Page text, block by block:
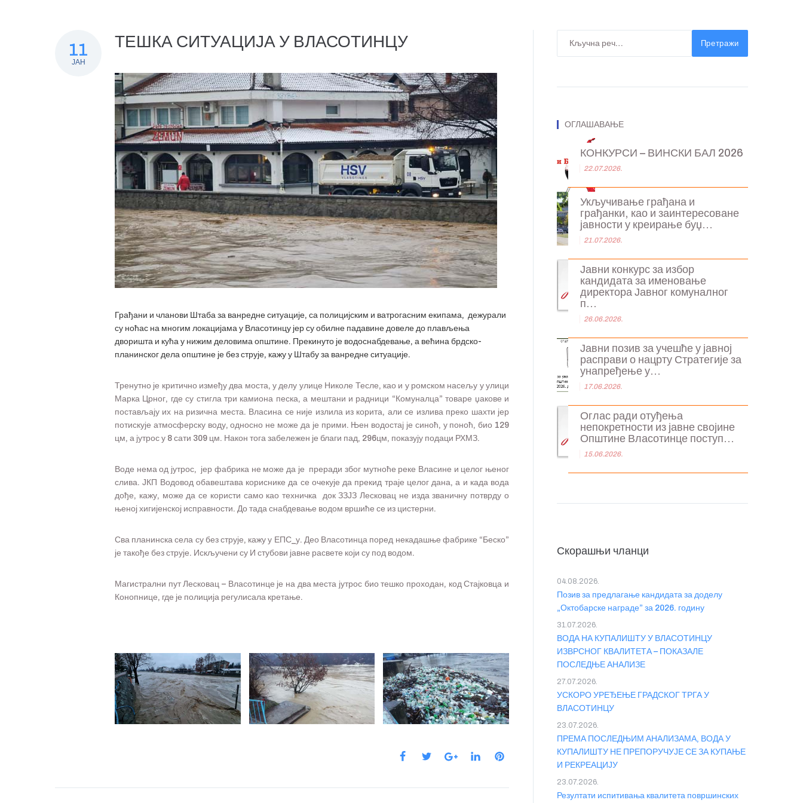
11
ЈАН
ТЕШКА СИТУАЦИЈА У ВЛАСОТИНЦУ
Грађани и чланови Штаба за ванредне ситуације, са полицијским и ватрогасним екипама, дежурали
су ноћас на многим локацијама у Власотинцу јер су обилне падавине довеле до плављења
дворишта и кућа у нижим деловима општине. Прекинуто је водоснабдевање, а већина брдско-
планинског дела општине је без струје, кажу у Штабу за ванредне ситуације.
Тренутно је критично између два моста, у делу улице Николе Тесле, као и у ромском насељу у улици
Марка Црног, где су стигла три камиона песка, а мештани и радници “Комуналца” товаре џакове и
постављају их на ризична места. Власина се није излила из корита, али се излива преко шахти јер
потискује атмосферску воду, односно не може да је прими. Њен водостај је синоћ, у поноћ, био 129
цм, а јутрос у 8 сати 309 цм. Након тога забележен је благи пад, 296цм, показују подаци РХМЗ.
Воде нема од јутрос, јер фабрика не може да је преради због мутноће реке Власине и целог њеног
слива. ЈКП Водовод обавештава кориснике да се очекује да прекид траје целог дана, а и када вода
дође, кажу, може да се користи само као техничка док ЗЗЈЗ Лесковац не изда званичну потврду о
њеној хигијенској исправности. До тада снабдевање водом вршиће се из цистерни.
Сва планинска села су без струје, кажу у ЕПС_у. Део Власотинца поред некадашње фабрике “Беско”
је такође без струје. Искључени су И стубови јавне расвете који су под водом.
Магистрални пут Лесковац – Власотинце је на два места јутрос био тешко проходан, код Стајковца и
Конопнице, где је полиција регулисала кретање.
Претражи
ОГЛАШАВАЊЕ
КОНКУРСИ – ВИНСКИ БАЛ 2026
22.07.2026.
Укључивање грађана и
грађанки, као и заинтересоване
јавности у креирање буџ...
21.07.2026.
Јавни конкурс за избор
кандидата за именовање
директора Јавног комуналног
п...
26.06.2026.
Јавни позив за учешће у јавној
расправи о нацрту Стратегије за
унапређење у...
17.06.2026.
Оглас ради отуђења
непокретности из јавне својине
Општине Власотинце поступ...
15.06.2026.
Скорашњи чланци
Позив за предлагање кандидата за доделу
„Октобарске награде” за 2026. годину
04.08.2026.
ВОДА НА КУПАЛИШТУ У ВЛАСОТИНЦУ
ИЗВРСНОГ КВАЛИТЕТА – ПОКАЗАЛЕ
ПОСЛЕДЊЕ АНАЛИЗЕ
31.07.2026.
УСКОРО УРЕЂЕЊЕ ГРАДСКОГ ТРГА У
ВЛАСОТИНЦУ
27.07.2026.
ПРЕМА ПОСЛЕДЊИМ АНАЛИЗАМА, ВОДА У
КУПАЛИШТУ НЕ ПРЕПОРУЧУЈЕ СЕ ЗА КУПАЊЕ
И РЕКРЕАЦИЈУ
23.07.2026.
Резултати испитивања квалитета површинских
23.07.2026.